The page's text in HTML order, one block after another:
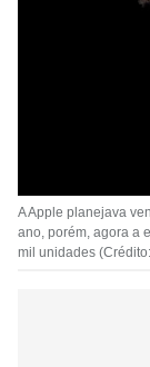
A Apple planejava
ano, porém, agora a
mil unidades